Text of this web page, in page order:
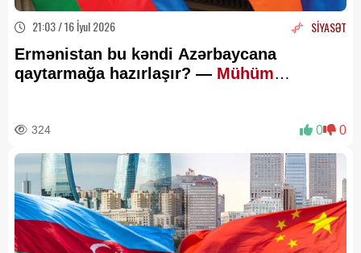
21:03 / 16 İyul 2026 SİYASƏT
Ermənistan bu kəndi Azərbaycana
qaytarmağa hazırlaşır? — Mühüm
324 0 0